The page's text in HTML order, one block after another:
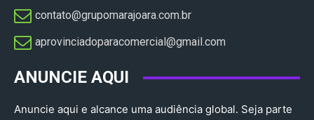
contato@grupomarajoara.com.br
aprovinciadoparacomercial@gmail.com​
ANUNCIE AQUI
Anuncie aqui e alcance uma audiência global. Seja parte